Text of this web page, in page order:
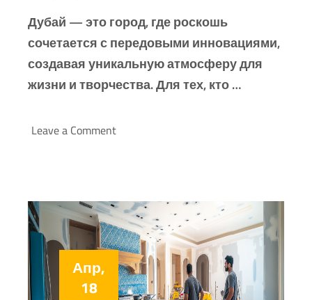
Дубай — это город, где роскошь
сочетается с передовыми инновациями,
создавая уникальную атмосферу для
жизни и творчества. Для тех, кто …
Leave a Comment
Апр,
18